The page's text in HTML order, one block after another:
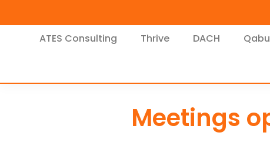
ATES Consulting Thrive DACH
Meetings